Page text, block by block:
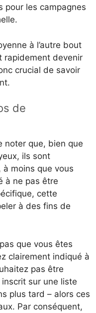
pour les campagnes
à l’autre bout
rapidement devenir
crucial de savoir
de
noter que, bien que
ils sont
moins que vous
à ne pas être
cette
à des fins de
que vous êtes
clairement indiqué à
pas être
sur une liste
plus tard – alors ces
Par conséquent,